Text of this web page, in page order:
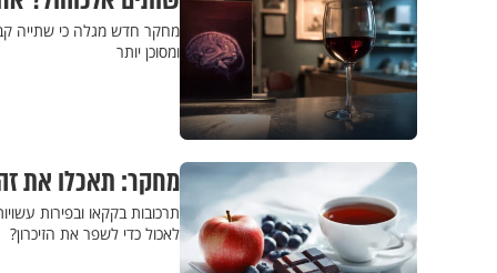
מחקר חדש מגלה כי שתייה
ומסוכן יותר
מחקר: תאכלו את
תרכובות בקקאו ובפירות
לאכול כדי לשפר את הזיכרון?